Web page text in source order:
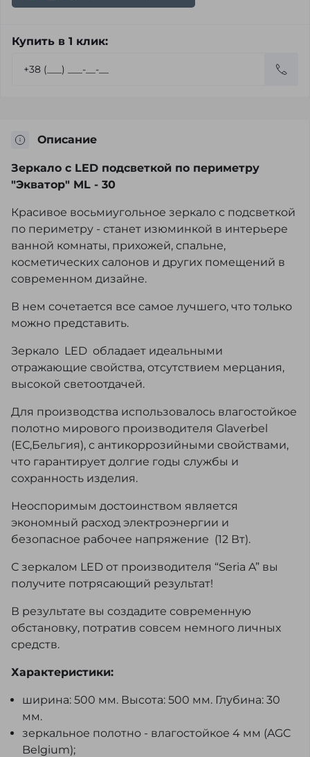
Купить в 1 клик:
Описание
Зеркало с LED подсветкой по периметру
"Экватор" ML - 30
Красивое восьмиугольное зеркало с подсветкой
по периметру - станет изюминкой в интерьере
ванной комнаты, прихожей, спальне,
косметических салонов и других помещений в
современном дизайне.
В нем сочетается все самое лучшего, что только
можно представить.
Зеркало LED обладает идеальными
отражающие свойства, отсутствием мерцания,
высокой светоотдачей.
Для производства использовалось влагостойкое
полотно мирового производителя Glaverbel
(ЕС,Бельгия), с антикоррозийными свойствами,
что гарантирует долгие годы службы и
сохранность изделия.
Неоспоримым достоинством является
экономный расход электроэнергии и
безопасное рабочее напряжение (12 Вт).
С зеркалом LED от производителя “Seria A” вы
получите потрясающий результат!
В результате вы создадите современную
обстановку, потратив совсем немного личных
средств.
Характеристики:
ширина: 500 мм. Высота: 500 мм. Глубина: 30
мм.
зеркальное полотно - влагостойкое 4 мм (AGC
Belgium);